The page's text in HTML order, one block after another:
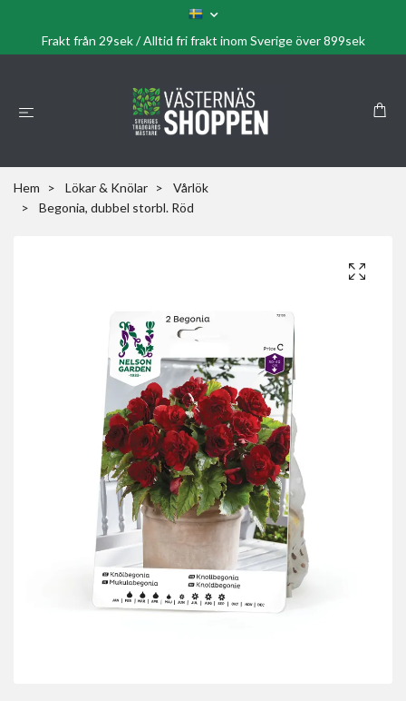
Frakt från 29sek / Alltid fri frakt inom Sverige över 899sek
Hem Lökar & Knölar
Vårlök
Begonia, dubbel storbl. Röd